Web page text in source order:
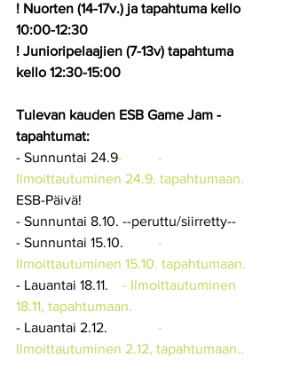
! Nuorten (14-17v.) ja tapahtuma kello
10:00-12:30
! Junioripelaajien (7-13v) tapahtuma
kello 12:30-15:00
Tulevan kauden ESB Game Jam -
tapahtumat:
- Sunnuntai 24.9-
-
Ilmoittautuminen 24.9. tapahtumaan.
ESB-Päivä!
- Sunnuntai 8.10.	--peruttu/siirretty--
-
Ilmoittautuminen 15.10. tapahtumaan.
- Ilmoittautuminen
18.11, tapahtumaan.
-
Ilmoittautuminen 2.12, tapahtumaan..